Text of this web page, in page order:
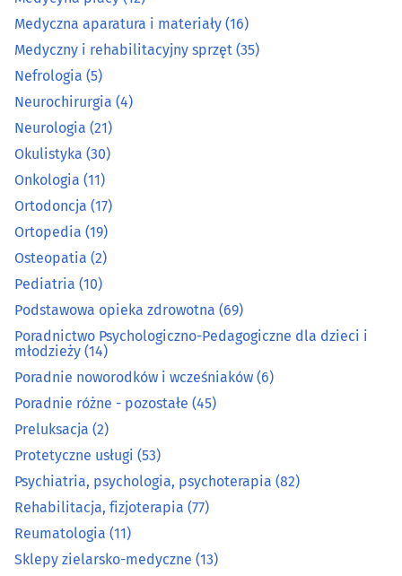
Medycyna estetyczna
Medycyna naturalna(30)
Medycyna pracy(12)
Medyczna aparatura i materiały
Medyczny i rehabilitacyjny sprzęt
Nefrologia (5)
Neurochirurgia
Neurologia(21)
Okulistyka(30)
Onkologia(11)
Ortodoncja
Ortopedia(19)
Osteopatia(2)
Medyczna aparatura i materiały (16)
Medyczny i rehabilitacyjny sprzęt (35)
Nefrologia (5)
Neurochirurgia (4)
Neurologia (21)
Okulistyka (30)
Onkologia (11)
Ortodoncja (17)
Ortopedia (19)
Osteopatia (2)
Pediatria (10)
Podstawowa opieka zdrowotna (69)
Poradnictwo Psychologiczno-Pedagogiczne dla dzieci i
młodzieży (14)
Poradnie noworodków i wcześniaków (6)
Poradnie różne - pozostałe (45)
Preluksacja (2)
Protetyczne usługi (53)
Psychiatria, psychologia, psychoterapia (82)
Rehabilitacja, fizjoterapia (77)
Reumatologia (11)
Sklepy zielarsko-medyczne (13)